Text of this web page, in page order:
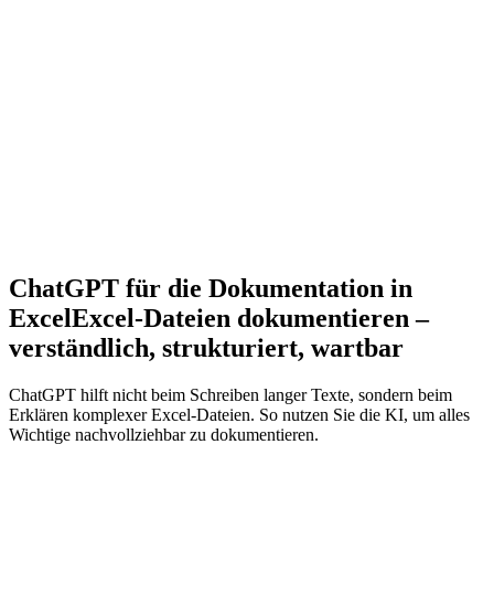
ChatGPT für die Dokumentation in
ExcelExcel-Dateien dokumentieren –
verständlich, strukturiert, wartbar
ChatGPT hilft nicht beim Schreiben langer Texte, sondern beim
Erklären komplexer Excel-Dateien. So nutzen Sie die KI, um alles
Wichtige nachvollziehbar zu dokumentieren.